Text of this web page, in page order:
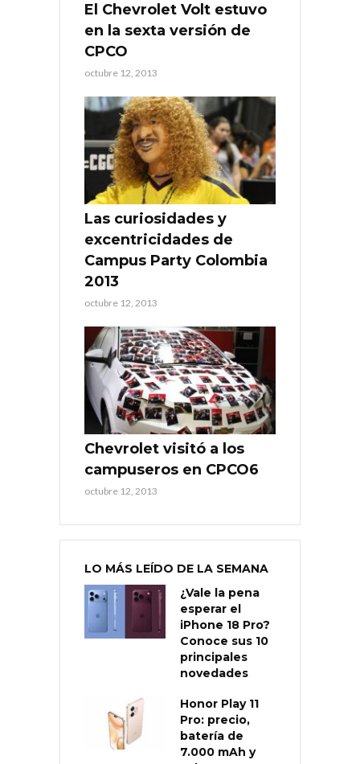
El Chevrolet Volt estuvo
en la sexta versión de
CPCO
octubre 12, 2013
Las curiosidades y
excentricidades de
Campus Party Colombia
2013
octubre 12, 2013
Chevrolet visitó a los
campuseros en CPCO6
octubre 12, 2013
LO MÁS LEÍDO DE LA SEMANA
¿Vale la pena
esperar el
iPhone 18 Pro?
Conoce sus 10
principales
novedades
Honor Play 11
Pro: precio,
batería de
7.000 mAh y